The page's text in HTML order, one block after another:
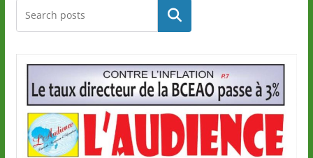
Rechercher